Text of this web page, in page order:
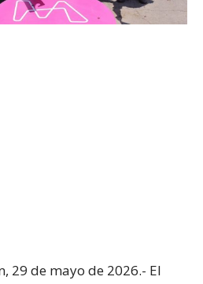
29 de mayo de 2026.- El